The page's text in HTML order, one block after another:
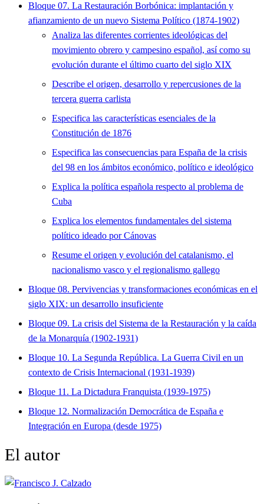
Bloque 07. La Restauración Borbónica: implantación y
afianzamiento de un nuevo Sistema Político (1874-1902)
Analiza las diferentes corrientes ideológicas del
movimiento obrero y campesino español, así como su
evolución durante el último cuarto del siglo XIX
Describe el origen, desarrollo y repercusiones de la
tercera guerra carlista
Especifica las características esenciales de la
Constitución de 1876
Especifica las consecuencias para España de la crisis
del 98 en los ámbitos económico, político e ideológico
Explica la política española respecto al problema de
Cuba
Explica los elementos fundamentales del sistema
político ideado por Cánovas
Resume el origen y evolución del catalanismo, el
nacionalismo vasco y el regionalismo gallego
Bloque 08. Pervivencias y transformaciones económicas en el
siglo XIX: un desarrollo insuficiente
Bloque 09. La crisis del Sistema de la Restauración y la caída
de la Monarquía (1902-1931)
Bloque 10. La Segunda República. La Guerra Civil en un
contexto de Crisis Internacional (1931-1939)
Bloque 11. La Dictadura Franquista (1939-1975)
Bloque 12. Normalización Democrática de España e
Integración en Europa (desde 1975)
El autor